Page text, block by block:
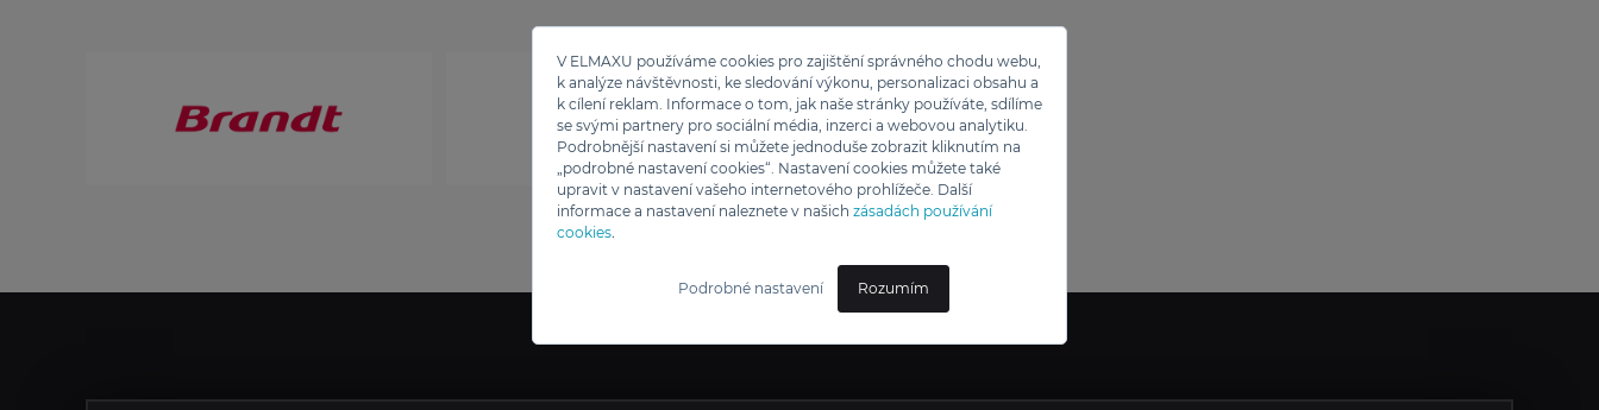
V ELMAXU používáme cookies pro zajištění správného chodu webu,
k analýze návštěvnosti, ke sledování výkonu, personalizaci obsahu a
k cílení reklam. Informace o tom, jak naše stránky používáte, sdílíme
se svými partnery pro sociální média, inzerci a webovou analytiku.
Podrobnější nastavení si můžete jednoduše zobrazit kliknutím na
„podrobné nastavení cookies“. Nastavení cookies můžete také
upravit v nastavení vašeho internetového prohlížeče. Další
informace a nastavení naleznete v našich zásadách používání
cookies.
Podrobné nastavení Rozumím